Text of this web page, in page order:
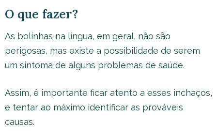
O que fazer?
As bolinhas na língua, em geral, não são
perigosas, mas existe a possibilidade de serem
um sintoma de alguns problemas de saúde.
Assim, é importante ficar atento a esses inchaços,
e tentar ao máximo identificar as prováveis
causas.